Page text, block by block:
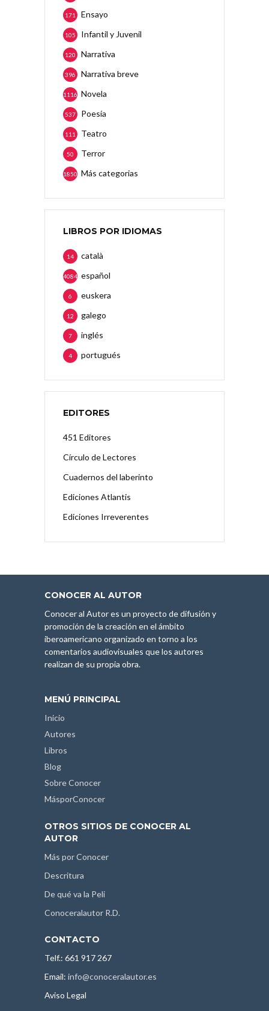
Ensayo
171
Infantil y Juvenil
105
Narrativa
120
Narrativa breve
396
Novela
1116
Poesía
537
Teatro
111
Terror
50
Más categorias
1850
LIBROS POR IDIOMAS
català
14
español
4084
euskera
6
galego
12
inglés
7
portugués
4
EDITORES
451 Editores
Círculo de Lectores
Cuadernos del laberinto
Ediciones Atlantis
Ediciones Irreverentes
CONOCER AL AUTOR
Conocer al Autor es un proyecto de difusión y
promoción de la creación en el ámbito
iberoamericano organizado en torno a los
comentarios audiovisuales que los autores
realizan de su propia obra.
MENÚ PRINCIPAL
Inicio
Autores
Libros
Blog
Sobre Conocer
MásporConocer
OTROS SITIOS DE CONOCER AL
AUTOR
Más por Conocer
Descritura
De qué va la Peli
Conoceralautor R.D.
CONTACTO
Telf.: 661 917 267
Email: info@conoceralautor.es
Aviso Legal